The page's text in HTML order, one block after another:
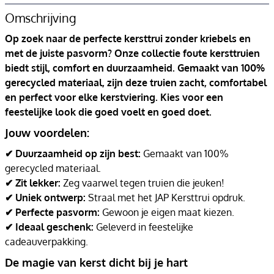
Omschrijving
Op zoek naar de perfecte kersttrui zonder kriebels en
met de juiste pasvorm? Onze collectie foute kersttruien
biedt stijl, comfort en duurzaamheid. Gemaakt van 100%
gerecycled materiaal, zijn deze truien zacht, comfortabel
en perfect voor elke kerstviering. Kies voor een
feestelijke look die goed voelt en goed doet.
Jouw voordelen:
✔ Duurzaamheid op zijn best: Gemaakt van 100%
gerecycled materiaal.
✔ Zit lekker: Zeg vaarwel tegen truien die jeuken!
✔ Uniek ontwerp: Straal met het JAP Kersttrui opdruk.
✔ Perfecte pasvorm: Gewoon je eigen maat kiezen.
✔ Ideaal geschenk: Geleverd in feestelijke
cadeauverpakking.
De magie van kerst dicht bij je hart